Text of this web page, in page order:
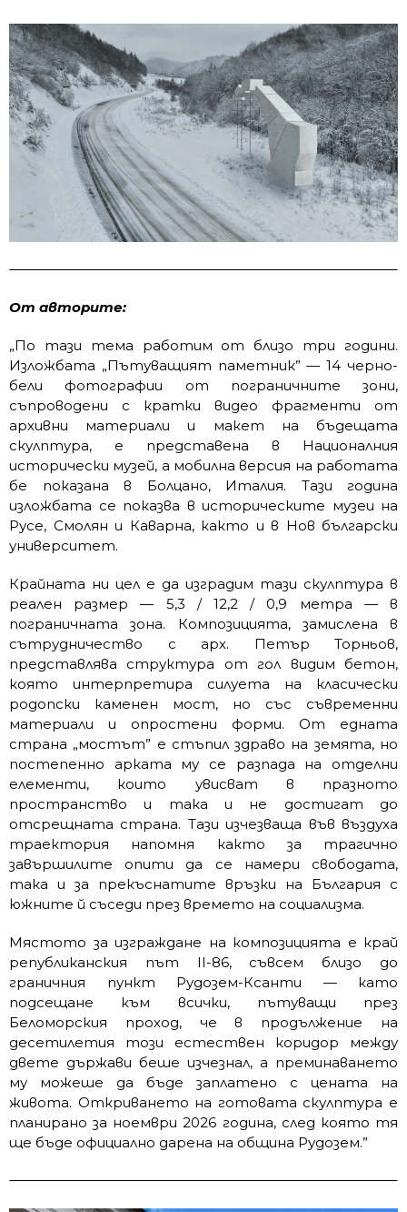
От авторите:
„По тази тема работим от близо три години.
Изложбата „Пътуващият паметник” — 14 черно-
бели фотографии от пограничните зони,
съпроводени с кратки видео фрагменти от
архивни материали и макет на бъдещата
скулптура, е представена в Националния
исторически музей, а мобилна версия на работата
бе показана в Болцано, Италия. Тази година
изложбата се показва в историческите музеи на
Русе, Смолян и Каварна, както и в Нов български
университет.
Крайната ни цел е да изградим тази скулптура в
реален размер — 5,3 / 12,2 / 0,9 метра — в
пограничната зона. Композицията, замислена в
сътрудничество с арх. Петър Торньов,
представлява структура от гол видим бетон,
която интерпретира силуета на класически
родопски каменен мост, но със съвременни
материали и опростени форми. От едната
страна „мостът” е стъпил здраво на земята, но
постепенно арката му се разпада на отделни
елементи, които увисват в празното
пространство и така и не достигат до
отсрещната страна. Тази изчезваща във въздуха
траектория напомня както за трагично
завършилите опити да се намери свободата,
така и за прекъснатите връзки на България с
южните й съседи през времето на социализма.
Мястото за изграждане на композицията е край
републиканския път II-86, съвсем близо до
граничния пункт Рудозем-Ксанти — като
подсещане към всички, пътуващи през
Беломорския проход, че в продължение на
десетилетия този естествен коридор между
двете държави беше изчезнал, а преминаването
му можеше да бъде заплатено с цената на
живота. Откриването на готовата скулптура е
планирано за ноември 2026 година, след която тя
ще бъде официално дарена на община Рудозем.”